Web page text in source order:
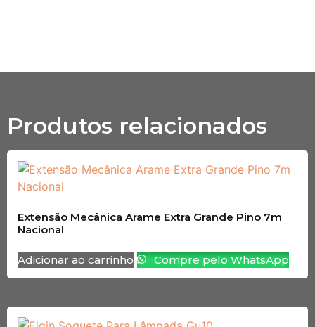
Produtos relacionados
Extensão Mecânica Arame Extra Grande Pino 7m
Nacional
Adicionar ao carrinho Compre pelo WhatsApp